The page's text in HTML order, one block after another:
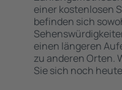
einer kostenlosen
befinden sich
einen längeren
zu anderen Orten.
Sie sich noch